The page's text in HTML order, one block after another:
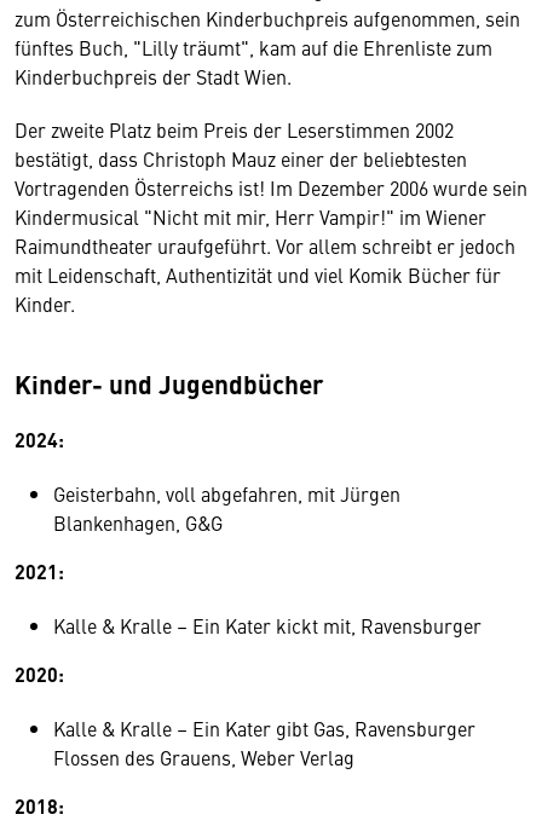
zum Österreichischen Kinderbuchpreis aufgenommen, sein
fünftes Buch, "Lilly träumt", kam auf die Ehrenliste zum
Kinderbuchpreis der Stadt Wien.
Der zweite Platz beim Preis der Leserstimmen 2002
bestätigt, dass Christoph Mauz einer der beliebtesten
Vortragenden Österreichs ist! Im Dezember 2006 wurde sein
Kindermusical "Nicht mit mir, Herr Vampir!" im Wiener
Raimundtheater uraufgeführt. Vor allem schreibt er jedoch
mit Leidenschaft, Authentizität und viel Komik Bücher für
Kinder.
Kinder- und Jugendbücher
2024:
Geisterbahn, voll abgefahren, mit Jürgen
Blankenhagen, G&G
2021:
Kalle & Kralle – Ein Kater kickt mit, Ravensburger
2020:
Kalle & Kralle – Ein Kater gibt Gas, Ravensburger
Flossen des Grauens, Weber Verlag
2018: